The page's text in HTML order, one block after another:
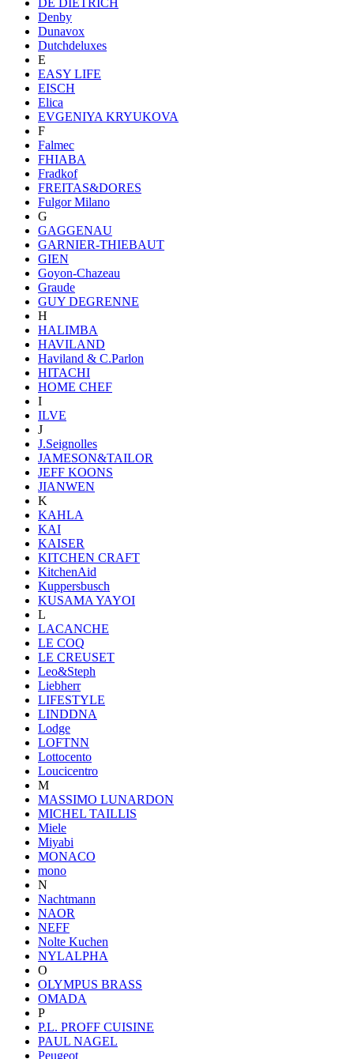
Denby
Dunavox
Dutchdeluxes
E
EASY LIFE
EISCH
Elica
EVGENIYA KRYUKOVA
F
Falmec
FHIABA
Fradkof
FREITAS&DORES
Fulgor Milano
G
GAGGENAU
GARNIER-THIEBAUT
GIEN
Goyon-Chazeau
Graude
GUY DEGRENNE
H
HALIMBA
HAVILAND
Haviland & C.Parlon
HITACHI
HOME CHEF
I
ILVE
J
J.Seignolles
JAMESON&TAILOR
JEFF KOONS
JIANWEN
K
KAHLA
KAI
KAISER
KITCHEN CRAFT
KitchenAid
Kuppersbusch
KUSAMA YAYOI
L
LACANCHE
LE COQ
LE CREUSET
Leo&Steph
Liebherr
LIFESTYLE
LINDDNA
Lodge
LOFTNN
Lottocento
Loucicentro
M
MASSIMO LUNARDON
MICHEL TAILLIS
Miele
Miyabi
MONACO
mono
N
Nachtmann
NAOR
NEFF
Nolte Kuchen
NYLALPHA
O
OLYMPUS BRASS
OMADA
P
P.L. PROFF CUISINE
PAUL NAGEL
Peugeot